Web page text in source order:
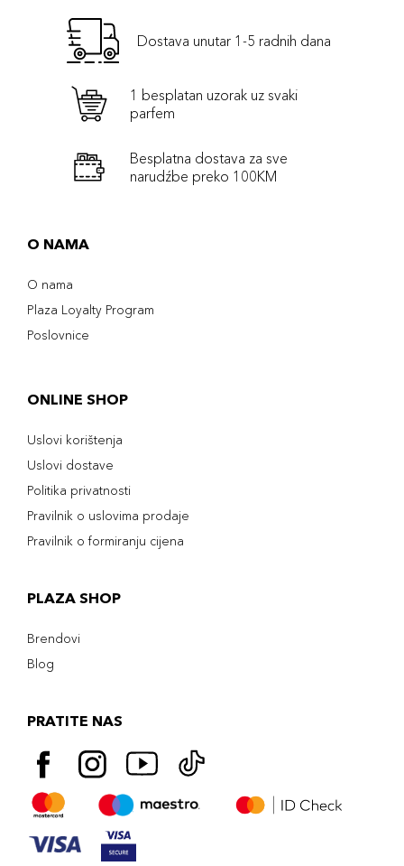
Dostava unutar 1-5 radnih dana
1 besplatan uzorak uz svaki
parfem
Besplatna dostava za sve
narudźbe preko 100KM
O NAMA
O nama
Plaza Loyalty Program
Poslovnice
ONLINE SHOP
Uslovi korištenja
Uslovi dostave
Politika privatnosti
Pravilnik o uslovima prodaje
Pravilnik o formiranju cijena
PLAZA SHOP
Brendovi
Blog
PRATITE NAS